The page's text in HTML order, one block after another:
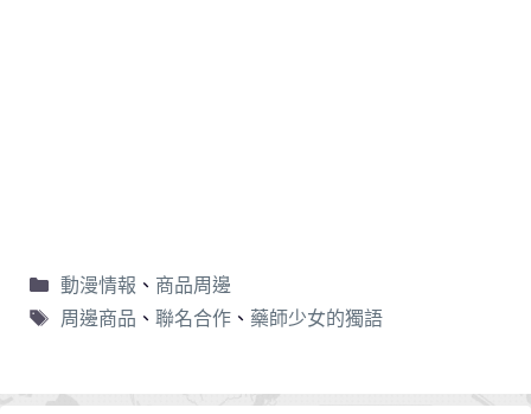
動漫情報 、 商品周邊
周邊商品 、 聯名合作、 藥師少女的獨語